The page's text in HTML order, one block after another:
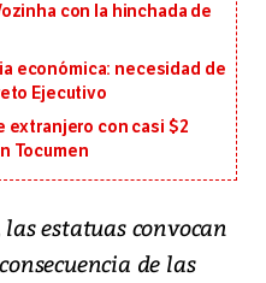
con la hinchada de
económica: necesidad de
Ejecutivo
extranjero con casi $2
Tocumen
estatuas convocan
de las